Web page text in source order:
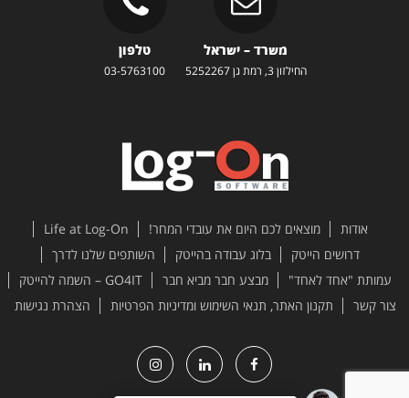
משרד – ישראל
החילזון 3, רמת גן 5252267
טלפון
03-5763100
אודות מוצאים לכם היום את עובדי המחר!
Life at Log-On
דרושים הייטק
בלוג עבודה בהייטק
השותפים שלנו לדרך
עמותת "אחד לאחד"
מבצע חבר מביא חבר
GO4IT – השמה להייטק
צור קשר
תקנון האתר, תנאי השימוש ומדיניות הפרטיות הצהרת נגישות